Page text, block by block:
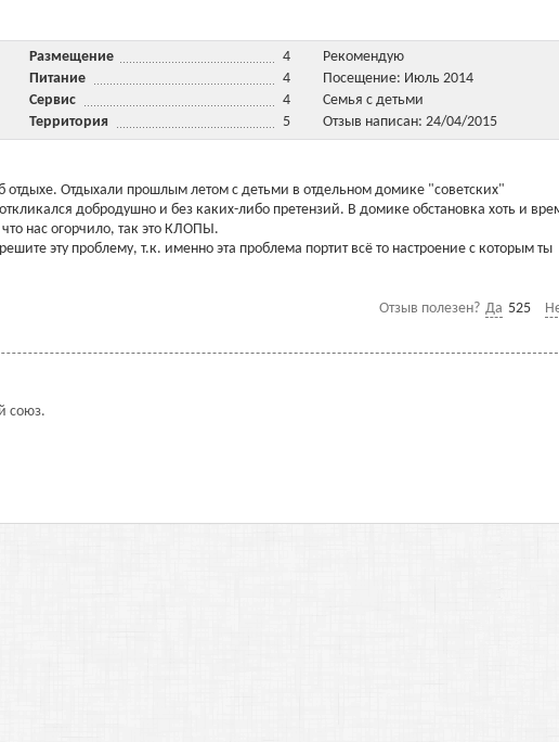
Размещение
4
Питание
4
Сервис
4
Территория
5
Рекомендую
Посещение: Июль 2014
Семья с детьми
Отзыв написан: 24/04/2015
отдыхе. Отдыхали прошлым летом с детьми в отдельном домике "советских"
добродушно и без каких-либо претензий. В домике обстановка хоть и
нас огорчило, так это КЛОПЫ.
эту проблему, т.к. именно эта проблема портит всё то настроение с которым ты
Отзыв полезен? Да 525
союз.